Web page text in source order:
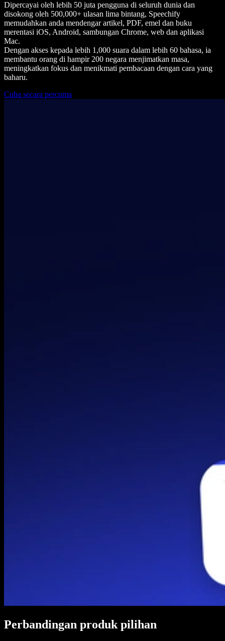
Dipercayai oleh lebih 50 juta pengguna di seluruh dunia dan
disokong oleh 500,000+ ulasan lima bintang, Speechify
memudahkan anda mendengar artikel, PDF, emel dan buku
merentasi iOS, Android, sambungan Chrome, web dan aplikasi
Mac.
Dengan akses kepada lebih 1,000 suara dalam lebih 60 bahasa, ia
membantu orang di hampir 200 negara menjimatkan masa,
meningkatkan fokus dan menikmati pembacaan dengan cara yang
baharu.
Cuba secara percuma
Perbandingan produk pilihan